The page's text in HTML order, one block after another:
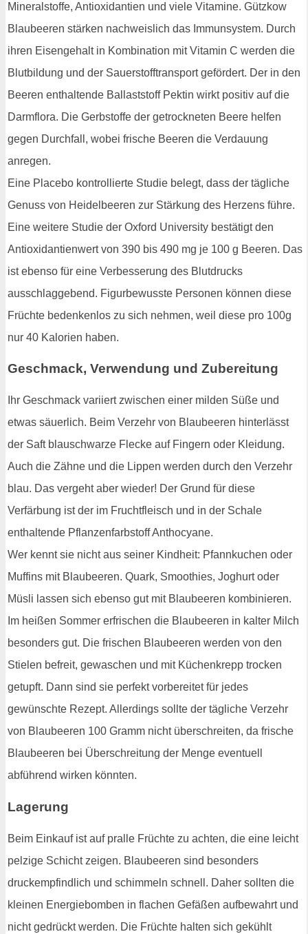
Mineralstoffe, Antioxidantien und viele Vitamine. Gützkow
Blaubeeren stärken nachweislich das Immunsystem. Durch
ihren Eisengehalt in Kombination mit Vitamin C werden die
Blutbildung und der Sauerstofftransport gefördert. Der in den
Beeren enthaltende Ballaststoff Pektin wirkt positiv auf die
Darmflora. Die Gerbstoffe der getrockneten Beere helfen
gegen Durchfall, wobei frische Beeren die Verdauung
anregen.
Eine Placebo kontrollierte Studie belegt, dass der tägliche
Genuss von Heidelbeeren zur Stärkung des Herzens führe.
Eine weitere Studie der Oxford University bestätigt den
Antioxidantienwert von 390 bis 490 mg je 100 g Beeren. Das
ist ebenso für eine Verbesserung des Blutdrucks
ausschlaggebend. Figurbewusste Personen können diese
Früchte bedenkenlos zu sich nehmen, weil diese pro 100g
nur 40 Kalorien haben.
Geschmack, Verwendung und Zubereitung
Ihr Geschmack variiert zwischen einer milden Süße und
etwas säuerlich. Beim Verzehr von Blaubeeren hinterlässt
der Saft blauschwarze Flecke auf Fingern oder Kleidung.
Auch die Zähne und die Lippen werden durch den Verzehr
blau. Das vergeht aber wieder! Der Grund für diese
Verfärbung ist der im Fruchtfleisch und in der Schale
enthaltende Pflanzenfarbstoff Anthocyane.
Wer kennt sie nicht aus seiner Kindheit: Pfannkuchen oder
Muffins mit Blaubeeren. Quark, Smoothies, Joghurt oder
Müsli lassen sich ebenso gut mit Blaubeeren kombinieren.
Im heißen Sommer erfrischen die Blaubeeren in kalter Milch
besonders gut. Die frischen Blaubeeren werden von den
Stielen befreit, gewaschen und mit Küchenkrepp trocken
getupft. Dann sind sie perfekt vorbereitet für jedes
gewünschte Rezept. Allerdings sollte der tägliche Verzehr
von Blaubeeren 100 Gramm nicht überschreiten, da frische
Blaubeeren bei Überschreitung der Menge eventuell
abführend wirken könnten.
Lagerung
Beim Einkauf ist auf pralle Früchte zu achten, die eine leicht
pelzige Schicht zeigen. Blaubeeren sind besonders
druckempfindlich und schimmeln schnell. Daher sollten die
kleinen Energiebomben in flachen Gefäßen aufbewahrt und
nicht gedrückt werden. Die Früchte halten sich gekühlt